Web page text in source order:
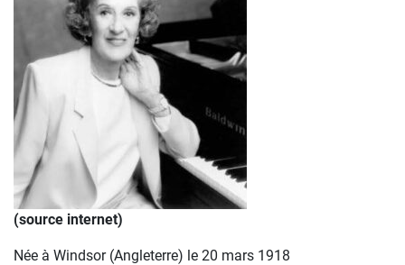
(source internet)
Née à Windsor (Angleterre) le 20 mars 1918